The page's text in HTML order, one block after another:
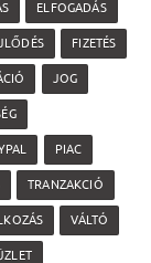
ELFOGADÁS
FIZETÉS
JOG
PIAC
TRANZAKCIÓ
VÁLTÓ